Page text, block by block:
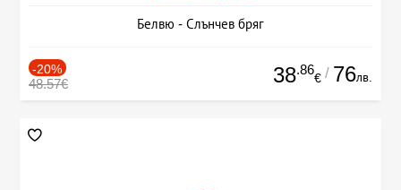
Белвю - Слънчев бряг
-20%
48.57€ 38.86
€ / 76лв.